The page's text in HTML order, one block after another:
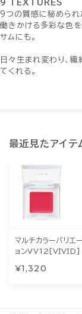
9 TEXTURES
9つの質感に秘められ
働きかける多彩な色
サムにも。
日々生まれ変わり、
てくれる。
最近見たアイテ
マルチカラーバリエ
ョンVV12[VIVID]
¥1,320